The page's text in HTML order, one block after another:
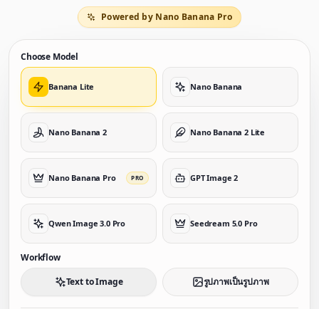
Powered by Nano Banana Pro
Choose Model
Banana Lite Nano Banana
Nano Banana 2 Nano Banana 2 Lite
Nano Banana Pro PRO GPT Image 2
Qwen Image 3.0 Pro Seedream 5.0 Pro
Workflow
Text to Image
รูปภาพเป็นรูปภาพ